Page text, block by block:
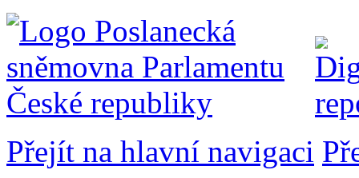
Přejít na hlavní navigaci